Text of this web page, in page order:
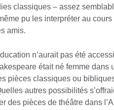
classiques – assez
pu les interpréter au
amis.
n’aurait pas été
était né femme dans
pièces classiques ou
autres possibilités
des pièces de théâtre dans